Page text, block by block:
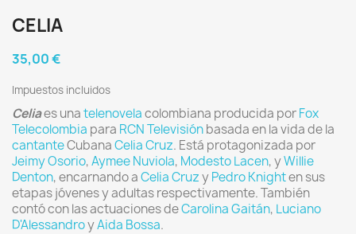
CELIA
35,00 €
Impuestos incluidos
Celiaes unatelenovelacolombiana producida porFox
Telecolombia para RCN Televisiónbasada en la vida de la
cantanteCubanaCelia Cruz. Está protagonizada por
Jeimy Osorio,Aymee Nuviola, Modesto Lacen, yWillie
Denton, encarnando aCelia CruzyPedro Knighten sus
etapas jóvenes y adultas respectivamente. También
contó con las actuaciones deCarolina Gaitán, Luciano
D'AlessandroyAida Bossa.